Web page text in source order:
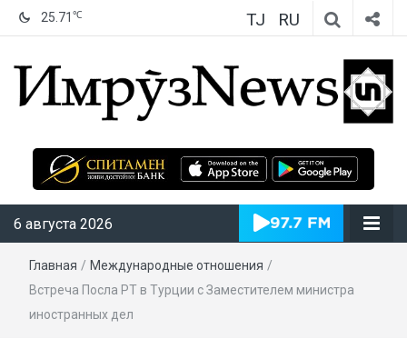
25.71 ℃ TJ RU
ИмрӯзNews
6 августа 2026
Главная / Международные отношения /
Встреча Посла РТ в Турции с Заместителем министра
иностранных дел